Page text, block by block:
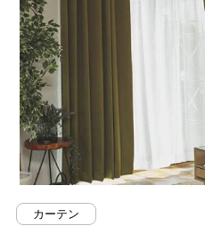
カーテン